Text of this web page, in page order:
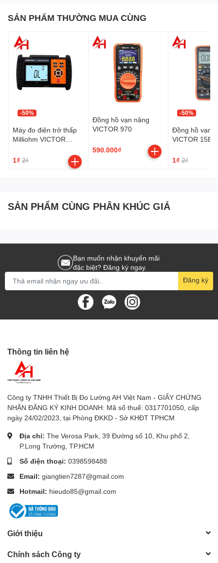
Nhiệt độ bảo quản: -20℃ đến 70℃
Kiểm tra độ cao rơi: 1 mét
Điều kiện kiểm tra độ rung: 10G
Kiểm tra tuổi thọ sử dụng: 10000 lần
để nhận:
✅ Giá cạnh tranh nhất thị trường
✅ Hỗ trợ kỹ thuật và tư vấn sản phẩm miễn phí
Sieuthidoluong.vn là Nhà phân phối sản phẩm
Cần siết lực VICTOR NGM-60chính thức tại
loại
Máy d ò kim loại
việc. Sản phẩm đảm bảo chất lượng, chính hãng và giá
tốt.
Quý khách hàng có nhu cầu sử dụng sản phẩm của
công ty chúng tôi, xin vui lòng liên hệ hotline
0989.921.545để được tư vấn sản phẩm thích hợp với
Hoặc truy cập website
chọn và đặt hàng online các sản phẩm phù hợp nhu
cầu.
phản hồi của bạn sau khi sử dụng sản phẩm.
[ĐẶT HÀNG: 0989 921 545]
IEUTHIDOLUONG.VN
SẢN PHẨM THƯỜNG MUA CÙNG
-50%
Máy đo điện trở thấp
Milliohm VICTOR
1₫ 2₫
Đồng hồ vạn năng
VICTOR 970
590.000₫
-50%
Đồng hồ vạn
VICTOR 15B
1₫ 2₫
SẢN PHẨM CÙNG PHÂN KHÚC GIÁ
Bạn muốn nhận khuyến mãi
đặc biệt? Đăng ký ngay.
Đăng ký
Thông tin liên hệ
Công ty TNHH Thiết Bị Đo Lường AH Việt Nam - GIẤY CHỨNG
NHẬN ĐĂNG KÝ KINH DOANH: Mã số thuế: 0317701050, cấp
ngày 24/02/2023, tại Phòng ĐKKD - Sở KHĐT TPHCM
Địa chỉ: The Verosa Park, 39 Đường số 10, Khu phố 2,
P.Long Trường, TP.HCM
Số điện thoại: 0398598488
Email: giangtien7287@gmail.com
Hotmail: hieudo85@gmail.com
Giới thiệu
Chính sách Công ty